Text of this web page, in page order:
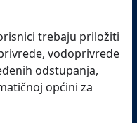
trebaju priložiti
vodoprivrede
odstupanja,
općini za